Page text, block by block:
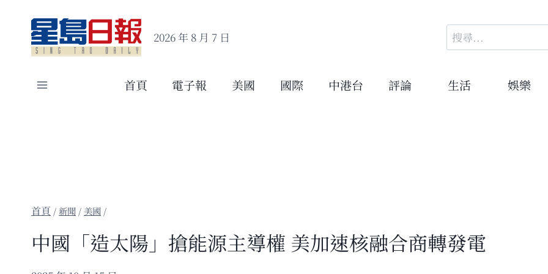
content
2026 年 8 月 7 日
搜
尋
鍵
首頁 電子報 美國 國際 中港台 評論 生活 娛樂
/新聞 / 美國 /
中國「造太陽」搶能源主導權 美加速核融合商轉發電